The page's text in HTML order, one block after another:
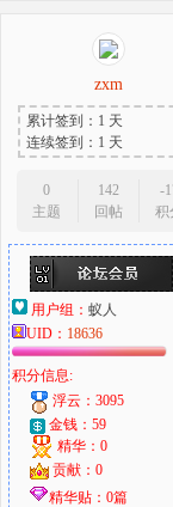
zxm
累计签到：1 天
连续签到：1 天
0
主题
142
回帖
-
积
用户组： 蚁人
UID： 18636
积分信息:
浮云：3095
金钱：59
精华：0
贡献：0
精华贴：0篇